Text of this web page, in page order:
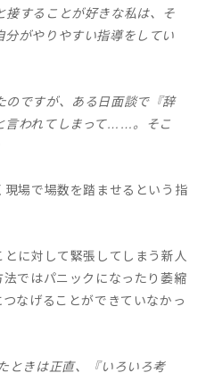
接することが好きな私は、そ
分がやりやすい指導をしてい
のですが、ある日面談で『辞
言われてしまって……。そこ
場で場数を踏ませるという指
に対して緊張してしまう新人
ではパニックになったり萎縮
なげることができていなかっ
ときは正直、『いろいろ考